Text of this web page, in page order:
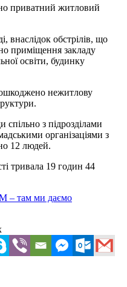
приватний житловий
внаслідок обстрілів, що
приміщення закладу
освіти, будинку
нежитлову
з підрозділами
організаціями з
12 людей.
тривала 19 годин 44
– там ми даємо